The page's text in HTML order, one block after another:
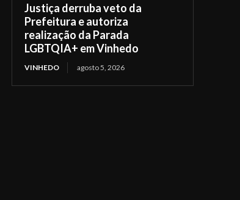
Justiça derruba veto da
Prefeitura e autoriza
realização da Parada
LGBTQIA+ em Vinhedo
VINHEDO agosto 5, 2026